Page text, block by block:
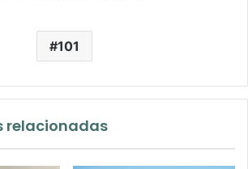
101
relacionadas